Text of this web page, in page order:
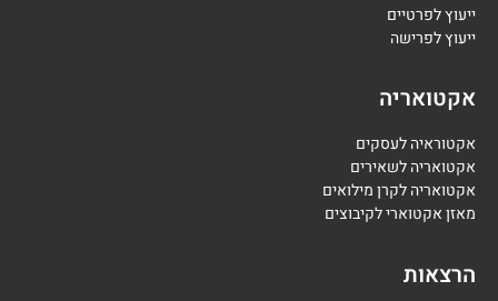
ייעוץ לפרטיים
ייעוץ לפרישה
אקטואריה
אקטוראיה לעסקים
אקטואריה לשאירים
אקטואריה לקרן מילואים
מאזן אקטוארי לקיבוצים
הרצאות